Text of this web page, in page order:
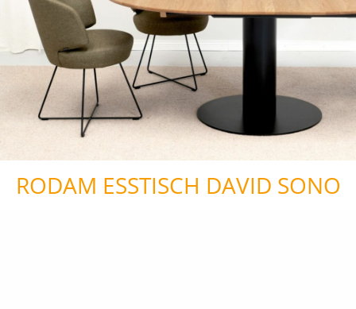
RODAM ESSTISCH DAVID SONO